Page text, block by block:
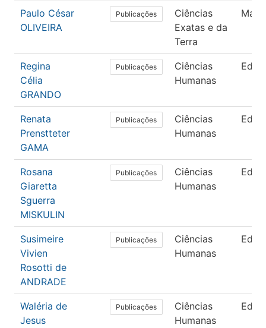
Paulo César
OLIVEIRA
Publicações
Ciências
Exatas e da
Terra
Regina
Célia
GRANDO
Publicações
Ciências
Humanas
Renata
Prenstteter
GAMA
Publicações
Ciências
Humanas
Rosana
Giaretta
Sguerra
MISKULIN
Publicações
Ciências
Humanas
Susimeire
Vivien
Rosotti de
ANDRADE
Publicações
Ciências
Humanas
Waléria de
Jesus
Publicações
Ciências
Humanas